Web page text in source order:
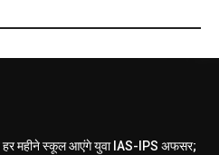
हर महीने स्कूल आएंगे युवा IAS-IPS अफसर;